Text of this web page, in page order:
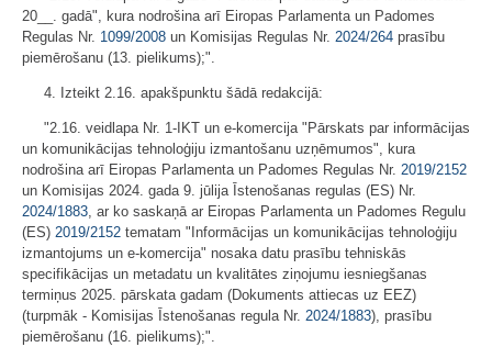
20__. gadā", kura nodrošina arī Eiropas Parlamenta un Padomes
Regulas Nr. 1099/2008 un Komisijas Regulas Nr. 2024/264 prasību
piemērošanu (13. pielikums);".
4. Izteikt 2.16. apakšpunktu šādā redakcijā:
"2.16. veidlapa Nr. 1-IKT un e-komercija "Pārskats par informācijas
un komunikācijas tehnoloģiju izmantošanu uzņēmumos", kura
nodrošina arī Eiropas Parlamenta un Padomes Regulas Nr. 2019/2152
un Komisijas 2024. gada 9. jūlija Īstenošanas regulas (ES) Nr.
2024/1883, ar ko saskaņā ar Eiropas Parlamenta un Padomes Regulu
(ES) 2019/2152 tematam "Informācijas un komunikācijas tehnoloģiju
izmantojums un e-komercija" nosaka datu prasību tehniskās
specifikācijas un metadatu un kvalitātes ziņojumu iesniegšanas
termiņus 2025. pārskata gadam (Dokuments attiecas uz EEZ)
(turpmāk - Komisijas Īstenošanas regula Nr. 2024/1883), prasību
piemērošanu (16. pielikums);".